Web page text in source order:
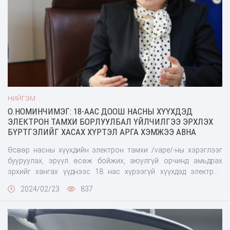
зөвлөхөөр тус тус ажиллаж байсан. Тэрбээр англи, румын,
орос, норвеги хэлтэй.Харин Нийслэлийн Засаг даргын
Нийгмийн хөгжил, бүтээн байгуулалтын бодлого хариуцсан
зөвлөх Ж.Энхжаргалан нь 2001 онд нийслэлийн 23-р дунд
сургууль, 2006 онд Компьютер техник, менежментийн
сургуулийг мэдээллийн системийн менежмент мэргэжлээр
төгссөн.Ажлын туршлагын тухайд 2005-2006 онд "М-Си-Эс
Электроникс" ХХК маркетингийн ажилтан, 2006-2007 онд
"Ivanhoe Mines” компанид IT мэргэжилтэн, 2009-2023 онд “Би
Улаанбаатар баруун терминал” төслийн удирдагдагчаар тус
тус ажилласан бөгөөд англи, орос хэлтэй юм.НЗДТГ-ЫН
ХЭВЛЭЛ МЭДЭЭЛЭЛ, ОЛОН НИЙТТЭЙ ХАРИЛЦАХ ХЭЛТЭС
НИЙГЭМ
О.НОМИНЧИМЭГ: 18-ААС ДООШ НАСНЫ ХҮҮХДЭД
ЭЛЕКТРОН ТАМХИ БОРЛУУЛБАЛ ҮЙЛЧИЛГЭЭ ЭРХЛЭХ
БҮРТГЭЛИЙГ ХАСАХ ХҮРТЭЛ АРГА ХЭМЖЭЭ АВНА
Өсвөр насны хүүхдийн электрон тамхи /vape/-ны хэрэглээг
бууруулах, эрүүл өсөж бойжих, аюулгүй орчинд амьдрах
эрхийг хангах үүднээс 18 нас хүрээгүй хүүхдэд электрон
хориглох Нийслэлийн Засаг даргын захирамж өнгөрсөн оны
хангах, цаашлаад хариуцлагын тогтолцоог сайжруулах
үүднээс Нийслэлийн нутаг дэвсгэрт худалдаа, үйлчилгээ
2024/02/23 837